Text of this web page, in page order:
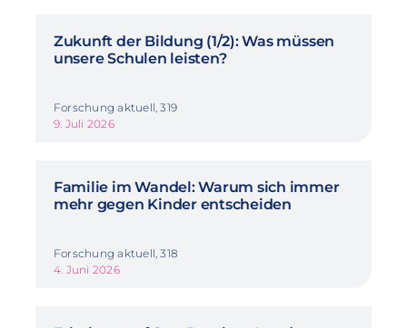
Zukunft der Bildung (1/2): Was müssen
unsere Schulen leisten?
Forschung aktuell, 319
9. Juli 2026
Familie im Wandel: Warum sich immer
mehr gegen Kinder entscheiden
Forschung aktuell, 318
4. Juni 2026